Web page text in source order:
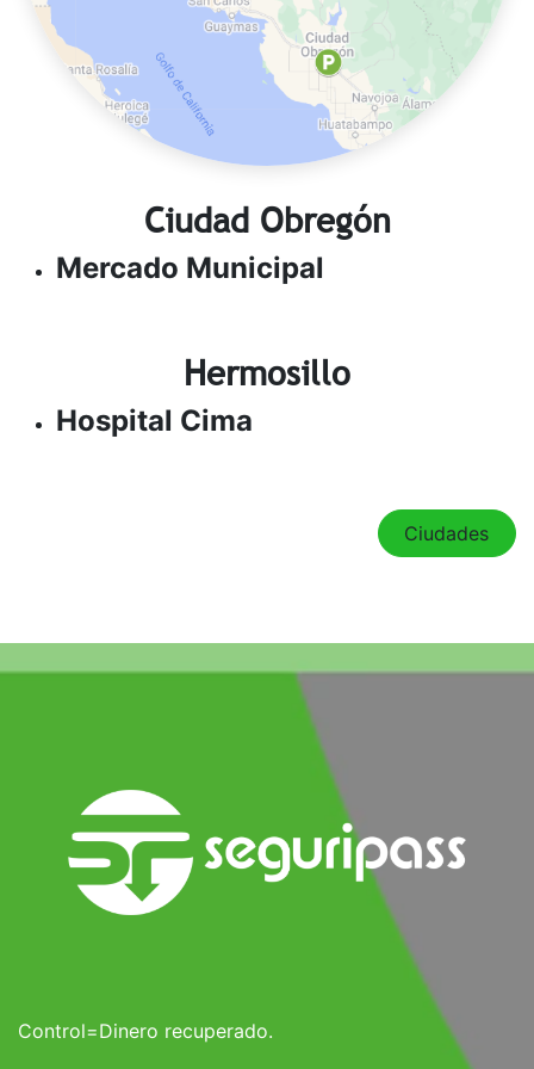
Ciudad Obregón
Mercado Municipal
Hermosillo
Hospital Cima
Ciudades
Control=Dinero recuperado.